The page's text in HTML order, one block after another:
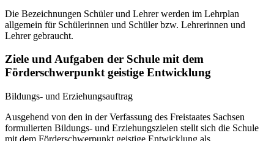
Die Bezeichnungen Schüler und Lehrer werden im Lehrplan
allgemein für Schülerinnen und Schüler bzw. Lehrerinnen und
Lehrer gebraucht.
Ziele und Aufgaben der Schule mit dem
Förderschwerpunkt geistige Entwicklung
Bildungs- und Erziehungsauftrag
Ausgehend von den in der Verfassung des Freistaates Sachsen
formulierten Bildungs- und Erziehungszielen stellt sich die Schule
mit dem Förderschwerpunkt geistige Entwicklung als